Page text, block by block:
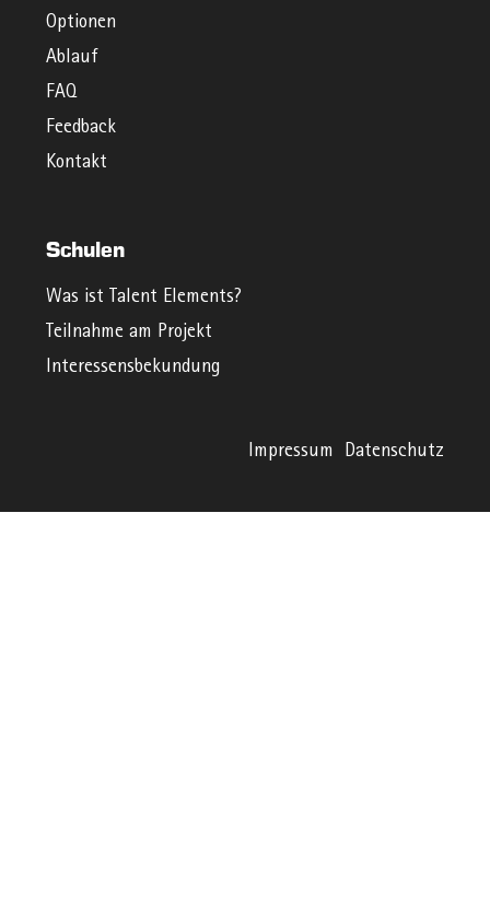
Optionen
Ablauf
FAQ
Feedback
Kontakt
Schulen
Was ist Talent Elements?
Teilnahme am Projekt
Interessensbekundung
Impressum Datenschutz